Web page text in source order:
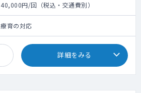
40,000円/回（税込・交通費別）
療育の対応
詳細をみる